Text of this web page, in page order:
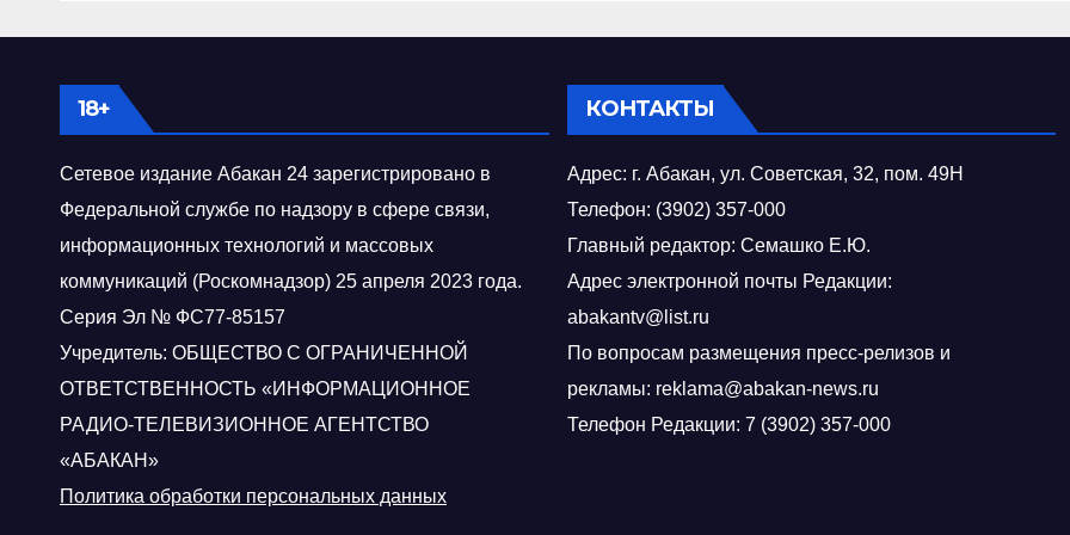
18+
Сетевое издание Абакан 24 зарегистрировано в
Федеральной службе по надзору в сфере связи,
информационных технологий и массовых
коммуникаций (Роскомнадзор) 25 апреля 2023 года.
Серия Эл № ФС77-85157
Учредитель: ОБЩЕСТВО С ОГРАНИЧЕННОЙ
ОТВЕТСТВЕННОСТЬ «ИНФОРМАЦИОННОЕ
РАДИО-ТЕЛЕВИЗИОННОЕ АГЕНТСТВО
«АБАКАН»
Политика обработки персональных данных
КОНТАКТЫ
Адрес: г. Абакан, ул. Советская, 32, пом. 49Н
Телефон: (3902) 357-000
Главный редактор: Семашко Е.Ю.
Адрес электронной почты Редакции:
abakantv@list.ru
По вопросам размещения пресс-релизов и
рекламы: reklama@abakan-news.ru
Телефон Редакции: 7 (3902) 357-000